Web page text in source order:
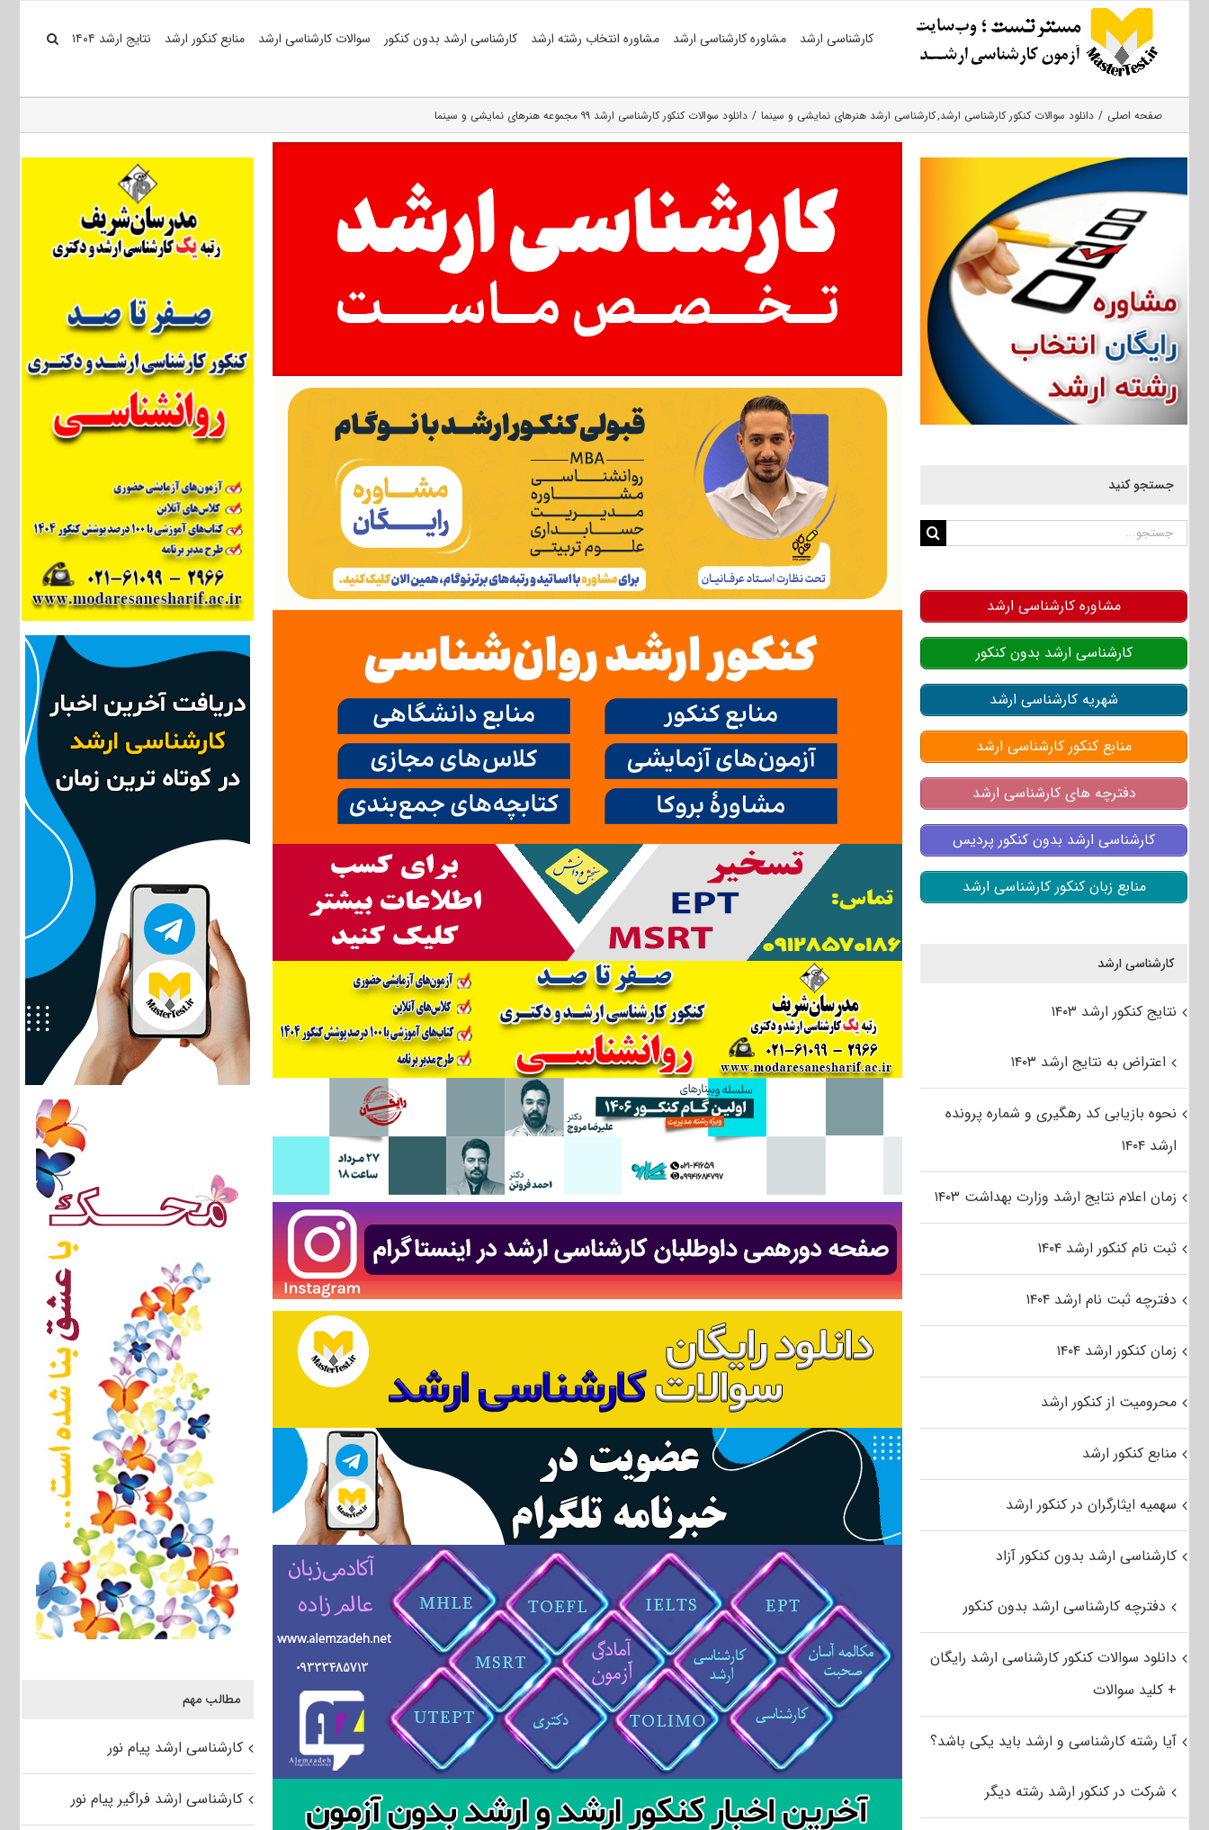
کارشناسی ارشد مشاوره کارشناسی ارشد مشاوره انتخاب رشته ارشد کارشناسی ارشد بدون کنکور سوالات کارشناسی ارشد منابع کنکور ارشد نتایج ارشد ۱۴۰۴
صفحه اصلی دانلود سوالات کنکور کارشناسی ارشد کارشناسی ارشد هنرهای نمایشی و سینما دانلود سوالات کنکور کارشناسی ارشد ۹۹ مجموعه هنرهای نمایشی و سینما
مطالب مهم
کارشناسی ارشد پیام نور
کارشناسی ارشد فراگیر پیام نور
جستجو کنید
جستجو
مشاوره کارشناسی ارشد
کارشناسی ارشد بدون کنکور
شهریه کارشناسی ارشد
منابع کنکور کارشناسی ارشد
دفترچه های کارشناسی ارشد
کارشناسی ارشد بدون کنکور پردیس
منابع زبان کنکور کارشناسی ارشد
کارشناسی ارشد
نتایج کنکور ارشد ۱۴۰۳
اعتراض به نتایج ارشد ۱۴۰۳
نحوه بازیابی کد رهگیری و شماره پرونده
ارشد ۱۴۰۴
زمان اعلام نتایج ارشد وزارت بهداشت ۱۴۰۳
ثبت نام کنکور ارشد ۱۴۰۴
دفترچه ثبت نام ارشد ۱۴۰۴
زمان کنکور ارشد ۱۴۰۴
محرومیت از کنکور ارشد
منابع کنکور ارشد
سهمیه ایثارگران در کنکور ارشد
کارشناسی ارشد بدون کنکور آزاد
دفترچه کارشناسی ارشد بدون کنکور
دانلود سوالات کنکور کارشناسی ارشد رایگان
+ کلید سوالات
آیا رشته کارشناسی و ارشد باید یکی باشد؟
شرکت در کنکور ارشد رشته دیگر